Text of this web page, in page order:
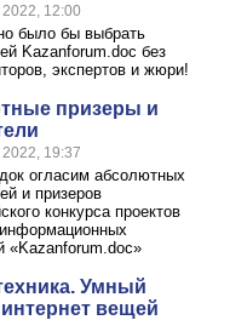
12:00
было бы выбрать
Kazanforum.doc без
экспертов и жюри!
призеры и
19:37
огласим абсолютных
и призеров
конкурса проектов
«Kazanforum.doc»
Умный
вещей